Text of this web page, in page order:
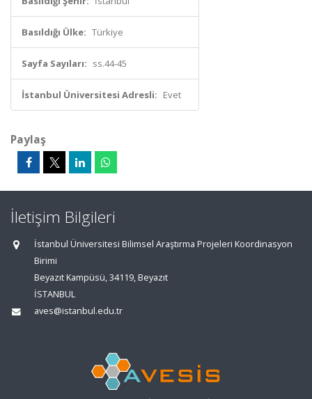
Basıldığı Ülke: Türkiye
Sayfa Sayıları: ss.44-45
İstanbul Üniversitesi Adresli: Evet
Paylaş
İletişim Bilgileri
İstanbul Üniversitesi Bilimsel Araştırma Projeleri Koordinasyon
Birimi
Beyazıt Kampüsü, 34119, Beyazıt
İSTANBUL
aves@istanbul.edu.tr